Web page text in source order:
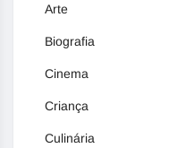
Arte
Biografia
Cinema
Criança
Culinária